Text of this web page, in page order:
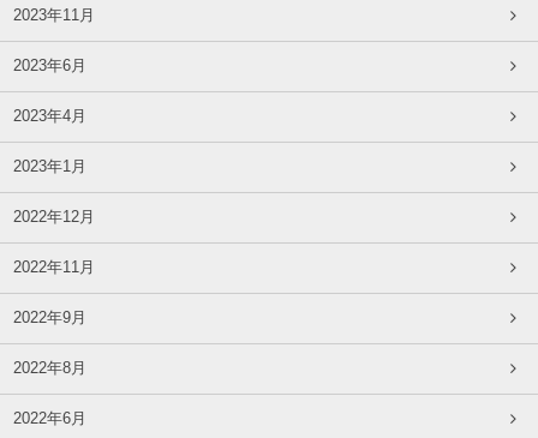
2023年11月
2023年6月
2023年4月
2023年1月
2022年12月
2022年11月
2022年9月
2022年8月
2022年6月